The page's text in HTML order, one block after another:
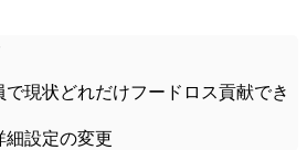
現状どれだけフードロス貢献でき
細設定の変更